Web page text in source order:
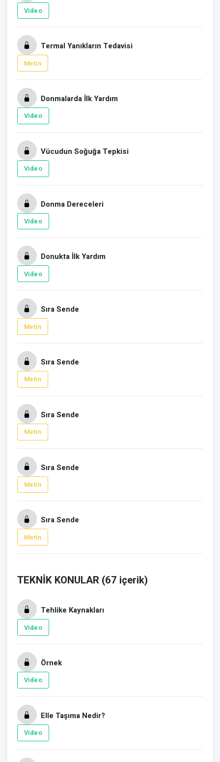
Video
Termal Yanıkların Tedavisi
Metin
Donmalarda İlk Yardım
Video
Vücudun Soğuğa Tepkisi
Video
Donma Dereceleri
Video
Donukta İlk Yardım
Video
Sıra Sende
Metin
Sıra Sende
Metin
Sıra Sende
Metin
Sıra Sende
Metin
Sıra Sende
Metin
TEKNİK KONULAR (67 içerik)
Tehlike Kaynakları
Video
Örnek
Video
Elle Taşıma Nedir?
Video